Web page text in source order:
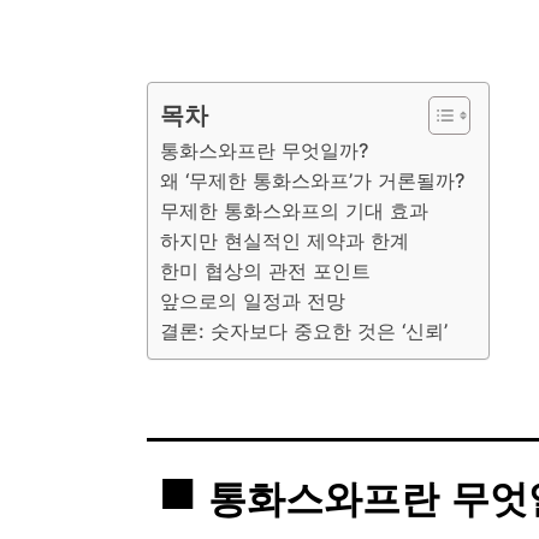
목차
통화스와프란 무엇일까?
왜 ‘무제한 통화스와프’가 거론될까?
무제한 통화스와프의 기대 효과
하지만 현실적인 제약과 한계
한미 협상의 관전 포인트
앞으로의 일정과 전망
결론: 숫자보다 중요한 것은 ‘신뢰’
통화스와프란 무